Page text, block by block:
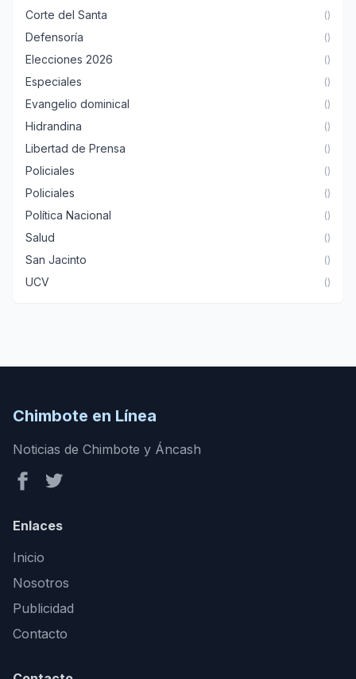
Corte del Santa ()
Defensoría ()
Elecciones 2026 ()
Especiales ()
Evangelio dominical ()
Hidrandina ()
Libertad de Prensa ()
Policiales ()
Policiales ()
Política Nacional ()
Salud ()
San Jacinto ()
UCV ()
Chimbote en Línea
Noticias de Chimbote y Áncash
Enlaces
Inicio
Nosotros
Publicidad
Contacto